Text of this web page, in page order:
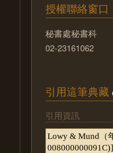
授權聯絡窗口
秘書處秘書科
02-23161062
引用這筆典藏
引用資訊